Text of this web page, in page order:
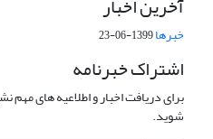
آخرین اخبار
خبرها1399-06-23
اشتراک خبرنامه
برای دریافت اخبار و اطلاعیه های
شوید.